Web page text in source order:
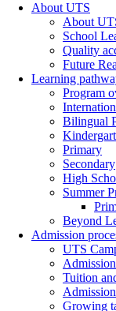
About UTS
About
School
Quality
Future
Learning
Program
Bilingual
Primary
Secondary
High
Summer
Beyond
Admission
UTS
Tuition
Growing